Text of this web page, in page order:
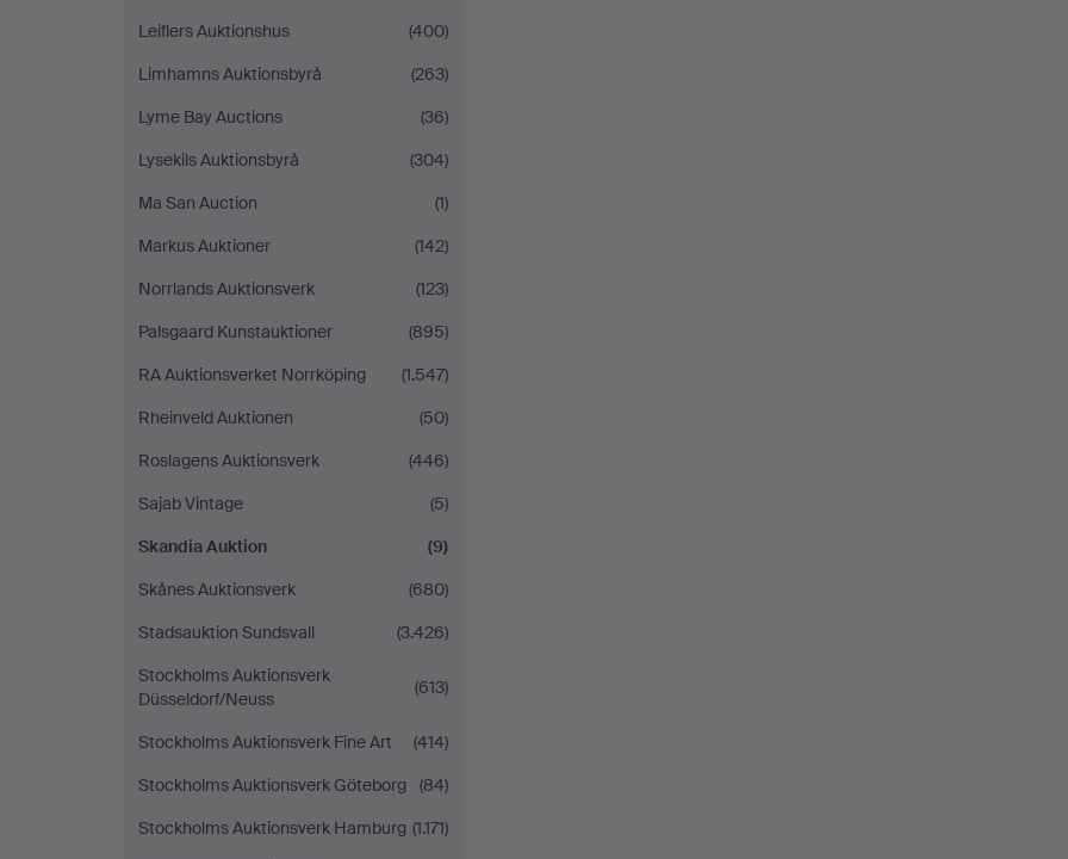
Leiflers Auktionshus
(400)
Limhamns Auktionsbyrå
(263)
Lyme Bay Auctions
(36)
Lysekils Auktionsbyrå
(304)
Ma San Auction
(1)
Markus Auktioner
(142)
Norrlands Auktionsverk
(123)
Palsgaard Kunstauktioner
(895)
RA Auktionsverket Norrköping
(1.547)
Rheinveld Auktionen
(50)
Roslagens Auktionsverk
(446)
Sajab Vintage
(5)
Skandia Auktion
(9)
Skånes Auktionsverk
(680)
Stadsauktion Sundsvall
(3.426)
Stockholms Auktionsverk
Düsseldorf/Neuss
(613)
Stockholms Auktionsverk Fine Art
(414)
Stockholms Auktionsverk Göteborg
(84)
Stockholms Auktionsverk Hamburg (1.171)